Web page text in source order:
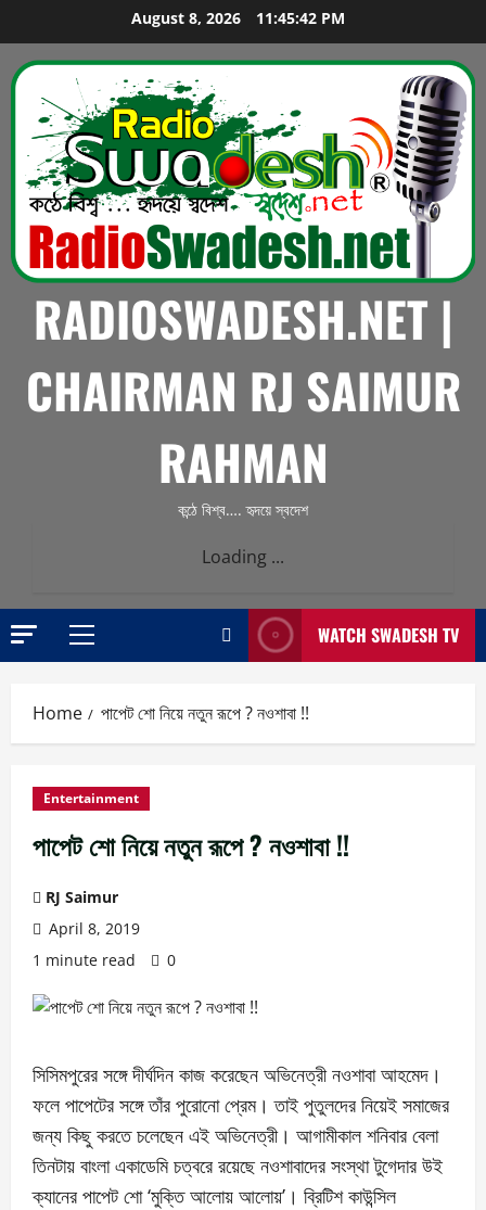
to
content
August 8, 2026 11:45:42 PM
RADIOSWADESH.NET |
CHAIRMAN RJ SAIMUR
RAHMAN
কন্ঠে বিশ্ব…. হৃদয়ে স্বদেশ
Loading ...
Primary
WATCH SWADESH TV
Home পাপেট শো নিয়ে নতুন রূপে ? নওশাবা !!
Entertainment
পাপেট শো নিয়ে নতুন রূপে ? নওশাবা !!
RJ Saimur
April 8, 2019
1 minute read
0
সিসিমপুরের সঙ্গে দীর্ঘদিন কাজ করেছেন অভিনেত্রী নওশাবা আহমেদ।
ফলে পাপেটের সঙ্গে তাঁর পুরোনো প্রেম। তাই পুতুলদের নিয়েই সমাজের
জন্য কিছু করতে চলেছেন এই অভিনেত্রী। আগামীকাল শনিবার বেলা
তিনটায় বাংলা একাডেমি চত্বরে রয়েছে নওশাবাদের সংস্থা টুগেদার উই
ক্যানের পাপেট শো ‘মুক্তি আলোয় আলোয়’। ব্রিটিশ কাউন্সিল